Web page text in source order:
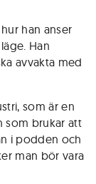
han anser
Han
avvakta med
som är en
som brukar att
i podden och
man bör vara